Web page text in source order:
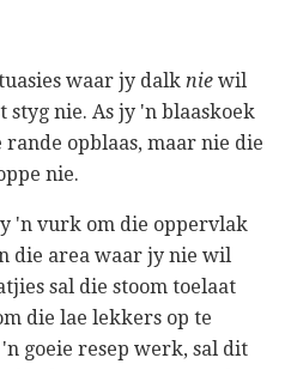
waar jy dalk nie wil
nie. As jy 'n blaaskoek
opblaas, maar nie die
nie.
'n vurk om die oppervlak
die area waar jy nie wil
sal die stoom toelaat
die lae lekkers op te
goeie resep werk, sal dit